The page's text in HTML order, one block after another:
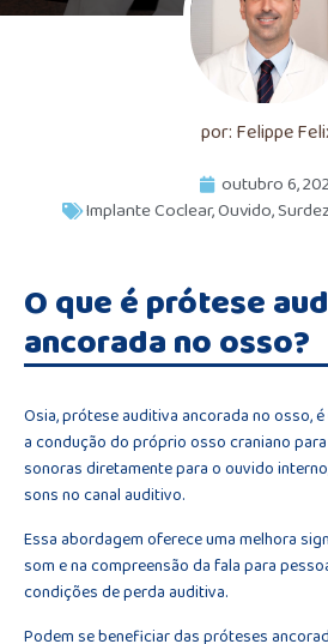
por: Felippe
outubro 6,
Implante Coclear,Ouvido,
O que é prótese
ancorada no osso?
Osia, prótese auditiva ancorada no osso,
a condução do próprio osso craniano
sonoras diretamente para o ouvido
sons no canal auditivo.
Essa abordagem oferece uma melhora
som e na compreensão da fala para
condições de perda auditiva.
Podem se beneficiar das próteses